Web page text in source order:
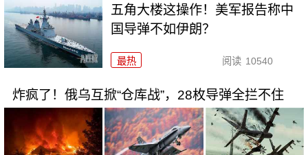
五角大楼这操作！美军报告称中
国导弹不如伊朗？
最热 阅读 10540
炸疯了！俄乌互掀“仓库战”，28枚导弹全拦不住